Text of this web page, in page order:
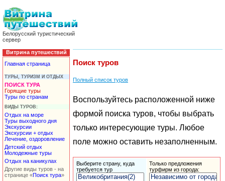
Белорусский туристический
сервер
Витрина путешествий
Главная страница
ТУРЫ, ТУРИЗМ И ОТДЫХ
ПОИСК ТУРА
Горящие туры
Туры по странам
ВИДЫ ТУРОВ:
Отдых на море
Туры выходного дня
Экскурсии
Экскурсии + отдых
Лечение, оздоровление
Детский отдых
Молодежные туры
Отдых на каникулах
Другие виды туров - на
странице «Поиск тура»
Поиск туров
Полный список туров
Воспользуйтесь расположенной ниже
формой поиска туров, чтобы выбрать
только интересующие туры. Любое
поле можно оставить незаполненным.
Выберите страну, куда
требуется тур
Только предложения
турфирм из города: